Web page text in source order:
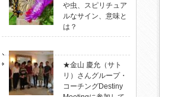
や虫、スピリチュア
ルなサイン、意味と
は？
★金山 慶允（サト
リ）さんグループ・
コーチングDestiny